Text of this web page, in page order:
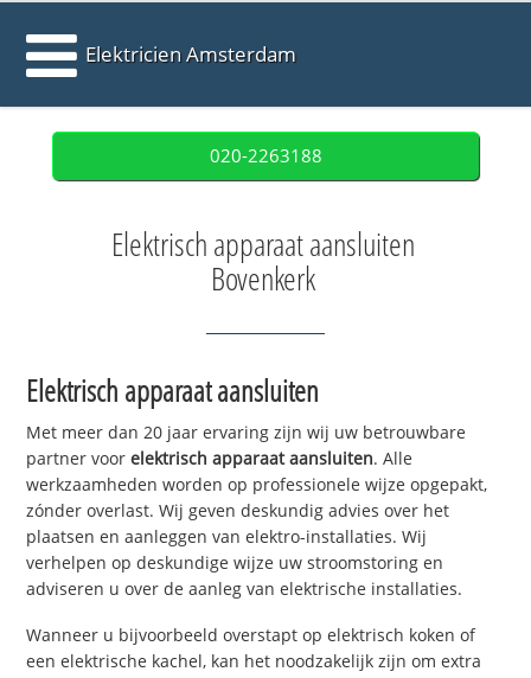
Elektricien Amsterdam
020-2263188
Elektrisch apparaat aansluiten
Bovenkerk
Elektrisch apparaat aansluiten
Met meer dan 20 jaar ervaring zijn wij uw betrouwbare
partner voorelektrisch apparaat aansluiten. Alle
werkzaamheden worden op professionele wijze opgepakt,
zónder overlast. Wij geven deskundig advies over het
plaatsen en aanleggen van elektro-installaties. Wij
verhelpen op deskundige wijze uw stroomstoring en
adviseren u over de aanleg van elektrische installaties.
Wanneer u bijvoorbeeld overstapt op elektrisch koken of
een elektrische kachel, kan het noodzakelijk zijn om extra